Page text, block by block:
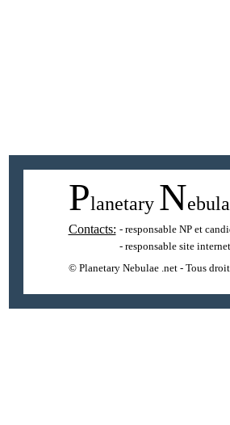
Planetary N
Contacts: - responsable NP et
- responsable site
© Planetary Nebulae .net - Tous